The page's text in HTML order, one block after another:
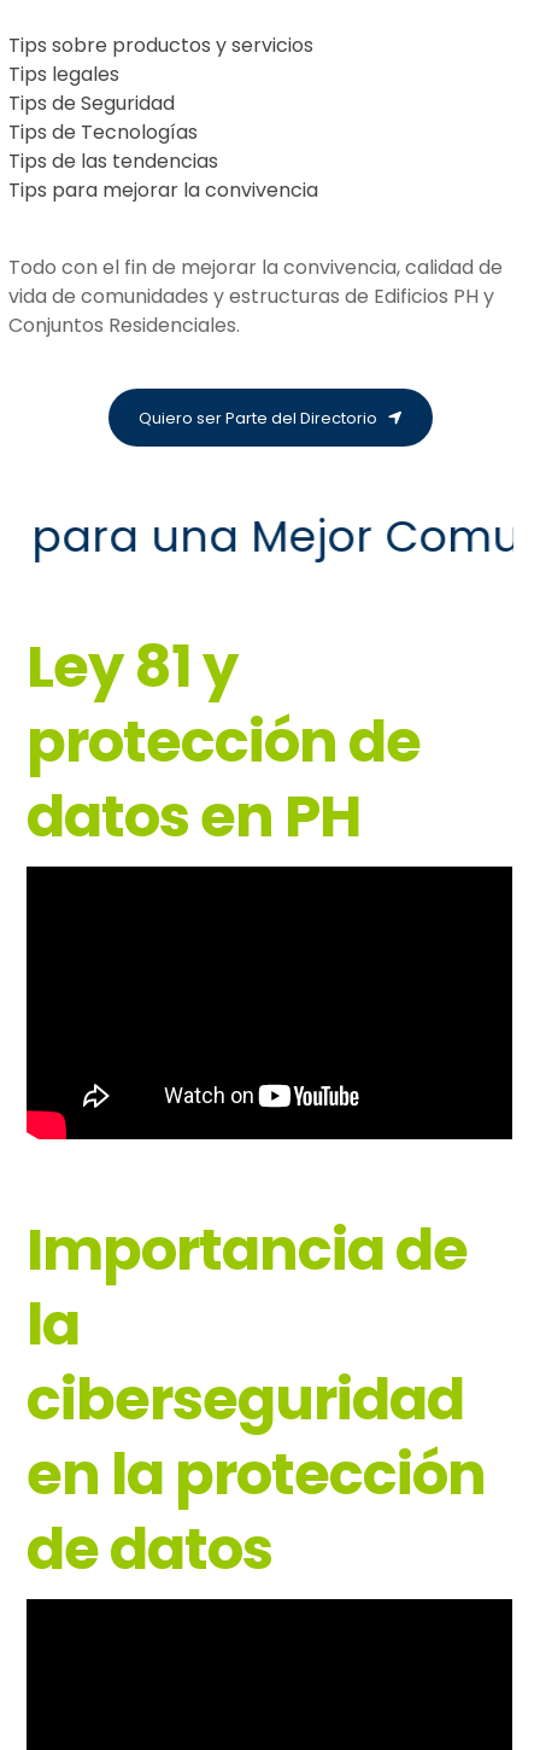
Tips sobre productos y servicios
Tips legales
Tips de Seguridad
Tips de Tecnologías
Tips de las tendencias
Tips para mejorar la convivencia
Todo con el fin de mejorar la convivencia, calidad de
vida de comunidades y estructuras de Edificios PH y
Conjuntos Residenciales.
Quiero ser Parte del Directorio
una Mejor
Ley 81 y
protección de
datos en PH
Importancia de
la
ciberseguridad
en la protección
de datos